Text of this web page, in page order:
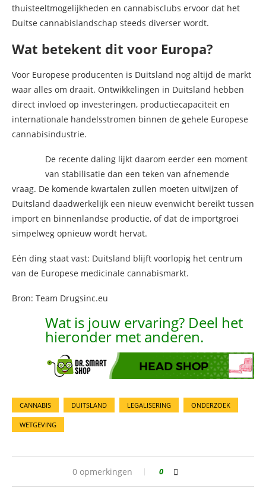
thuisteeltmogelijkheden en cannabisclubs ervoor dat het
Duitse cannabislandschap steeds diverser wordt.
Wat betekent dit voor Europa?
Voor Europese producenten is Duitsland nog altijd de markt
waar alles om draait. Ontwikkelingen in Duitsland hebben
direct invloed op investeringen, productiecapaciteit en
internationale handelsstromen binnen de gehele Europese
cannabisindustrie.
De recente daling lijkt daarom eerder een moment
van stabilisatie dan een teken van afnemende
vraag. De komende kwartalen zullen moeten uitwijzen of
Duitsland daadwerkelijk een nieuw evenwicht bereikt tussen
import en binnenlandse productie, of dat de importgroei
simpelweg opnieuw wordt hervat.
Eén ding staat vast: Duitsland blijft voorlopig het centrum
van de Europese medicinale cannabismarkt.
Bron: Team Drugsinc.eu
Wat is jouw ervaring? Deel het
hieronder met anderen.
CANNABIS DUITSLAND LEGALISERING ONDERZOEK
WETGEVING
0 opmerkingen 0